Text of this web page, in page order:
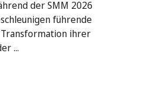
der SMM 2026
führende
ihrer
...